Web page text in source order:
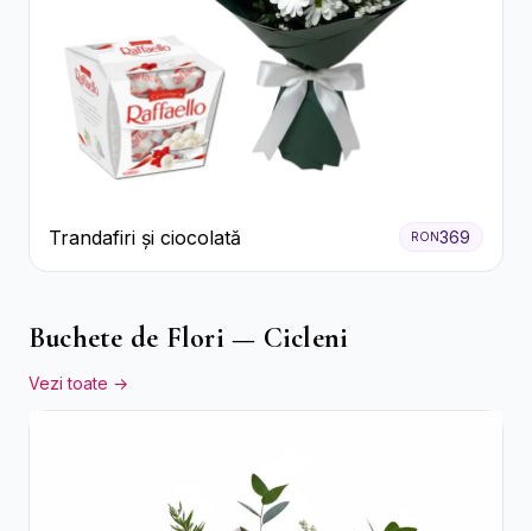
Trandafiri și ciocolată RON369
Buchete de Flori — Cicleni
Vezi toate →